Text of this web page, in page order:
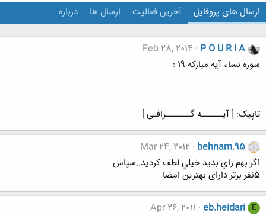
ارسال های پروفایل آخرین فعالیت ارسال ها درباره
P O U R I A
Feb 28, 2014
سوره نساء آیه مبارکه 19 :
تاپیک: [ آیــــــه گـــــــرافـی ]
behnam.95
Mar 24, 2012
اگر بهم راي بديد خيلي لطف كرديد..سپاس
5نفر برتر دارای بهترین امضا
E
eb.heidari
Apr 26, 2011